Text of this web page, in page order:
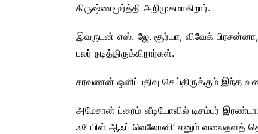
கிருஷ்ணமூர்த்தி அறிமுகமாகிறார்.
இவருடன் எஸ். ஜே. சூர்யா, விவேக்
பலர் நடித்திருக்கிறார்கள்.
சரவணன் ஒளிப்பதிவு செய்திருக்கும் இந்த
அமேசான் ப்ரைம் வீடியோவில் டிசம்பர்
ஃபேபிள் ஆஃப் வெலோனி’ எனும் வலைதளத்